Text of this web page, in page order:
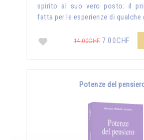
spirito al suo vero posto: il
fatta per le esperienze di qualche
14.00CHF7.00CHF
Potenze del